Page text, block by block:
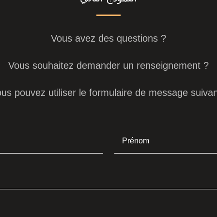
Vous avez des questions ?
Vous souhaitez demander un renseignement ?
pouvez utiliser le formulaire de message